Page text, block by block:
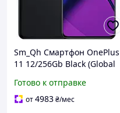
Sm_Qh Смартфон OnePlus
11 12/256Gb Black (Global
Готово к отправке
от4983₴/мес